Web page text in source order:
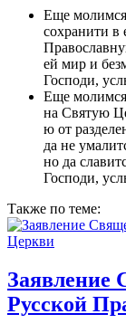
Еще
сохранити в
ей мир и
Господи,
Еще
на Святую
ю от
да не
но да
Господи,
Также по теме:
Заявление
Русской